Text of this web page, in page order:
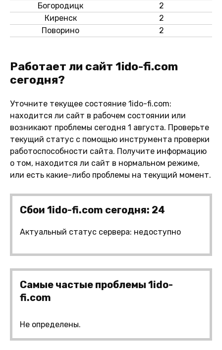
Богородицк
2
Киренск
2
Поворино
2
Работает ли сайт 1ido-fi.com
сегодня?
Уточните текущее состояние 1ido-fi.com:
находится ли сайт в рабочем состоянии или
возникают проблемы сегодня 1 августа. Проверьте
текущий статус с помощью инструмента проверки
работоспособности сайта. Получите информацию
о том, находится ли сайт в нормальном режиме,
или есть какие-либо проблемы на текущий момент.
Сбои 1ido-fi.com сегодня: 24
Актуальный статус сервера: недоступно
Самые частые проблемы 1ido-
fi.com
Не определены.